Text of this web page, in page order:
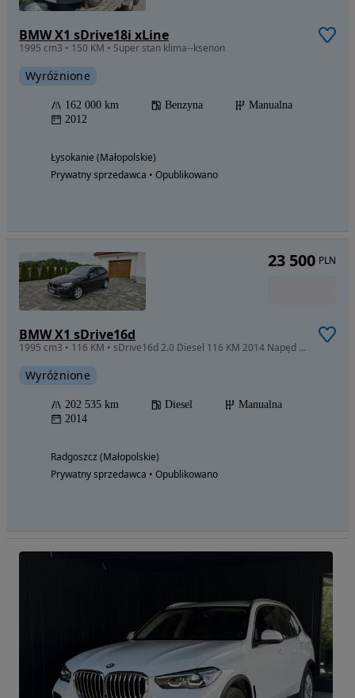
BMW X1 sDrive18i xLine
1995 cm3 • 150 KM • Super stan klima--ksenon
Wyróżnione
162 000 km Benzyna
Manualna
2012
Łysokanie (Małopolskie)
Prywatny sprzedawca • Opublikowano
BMW X1 sDrive16d
1995 cm3 • 116 KM • sDrive16d 2.0 Diesel 116 KM 2014 Napęd na tył • Sprowadzony z Niemiec
Wyróżnione
202 535 km Diesel
Manualna
2014
Radgoszcz (Małopolskie)
Prywatny sprzedawca • Opublikowano
23 500 PLN